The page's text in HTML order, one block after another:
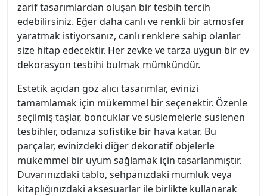
zarif tasarımlardan oluşan bir tesbih tercih
edebilirsiniz. Eğer daha canlı ve renkli bir atmosfer
yaratmak istiyorsanız, canlı renklere sahip olanlar
size hitap edecektir. Her zevke ve tarza uygun bir ev
dekorasyon tesbihi bulmak mümkündür.
Estetik açıdan göz alıcı tasarımlar, evinizi
tamamlamak için mükemmel bir seçenektir. Özenle
seçilmiş taşlar, boncuklar ve süslemelerle süslenen
tesbihler, odanıza sofistike bir hava katar. Bu
parçalar, evinizdeki diğer dekoratif objelerle
mükemmel bir uyum sağlamak için tasarlanmıştır.
Duvarınızdaki tablo, sehpanızdaki mumluk veya
kitaplığınızdaki aksesuarlar ile birlikte kullanarak